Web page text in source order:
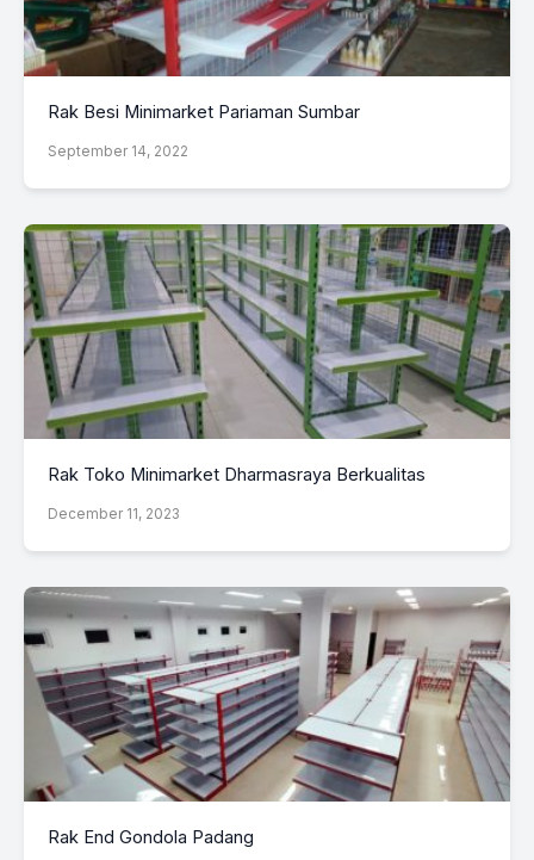
Rak Besi Minimarket Pariaman Sumbar
September 14, 2022
Rak Toko Minimarket Dharmasraya Berkualitas
December 11, 2023
Rak End Gondola Padang